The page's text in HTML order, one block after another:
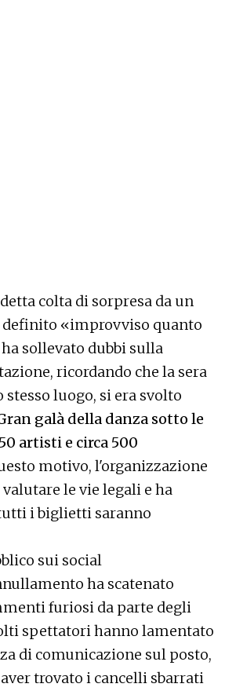
colta di sorpresa da un
«improvviso quanto
sollevato dubbi sulla
ricordando che la sera
stesso luogo, si era svolto
galà della danza sotto le
artisti e circa 500
motivo, l'organizzazione
le vie legali e ha
i biglietti saranno
sui social
ha scatenato
furiosi da parte degli
spettatori hanno lamentato
di comunicazione sul posto,
trovato i cancelli sbarrati